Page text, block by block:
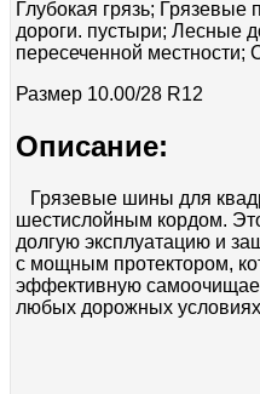
Глубокая грязь;
дороги. пустыри; Лесные
пересеченной местности;
Размер 10.00/28 R12
Описание:
Грязевые шины для
шестислойным кордом.
долгую эксплуатацию и
с мощным протектором,
эффективную
любых дорожных